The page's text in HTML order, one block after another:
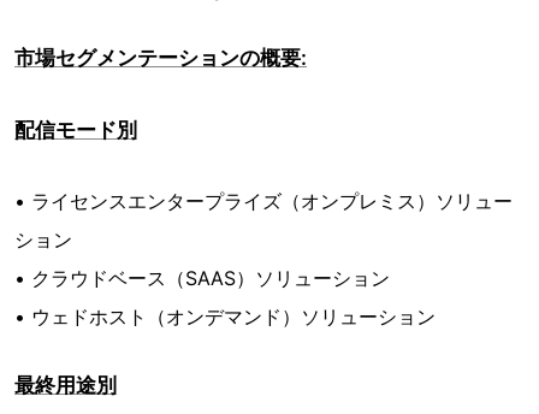
市場セグメンテーションの概要:
配信モード別
• ライセンスエンタープライズ（オンプレミス）ソリュー
ション
• クラウドベース（SAAS）ソリューション
• ウェドホスト（オンデマンド）ソリューション
最終用途別